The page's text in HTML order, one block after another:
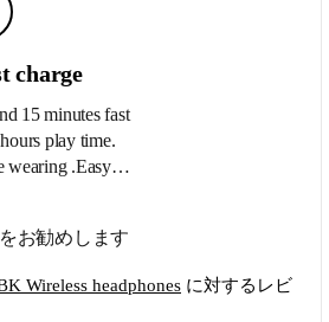
charge
15 minutes fast
play time.
wearing .Easy
お勧めします
Wireless headphones に対するレビ